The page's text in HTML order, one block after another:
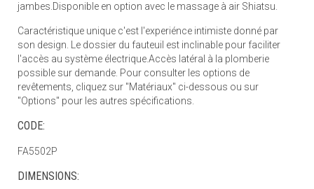
jambes.Disponible en option avec le massage à air Shiatsu.
Caractéristique unique c'est l'experiénce intimiste donné par
son design. Le dossier du fauteuil est inclinable pour faciliter
l'accès au système électrique.Accès latéral à la plomberie
possible sur demande. Pour consulter les options de
revêtements, cliquez sur "Matériaux" ci-dessous ou sur
"Options" pour les autres spécifications.
CODE:
FA5502P
DIMENSIONS: